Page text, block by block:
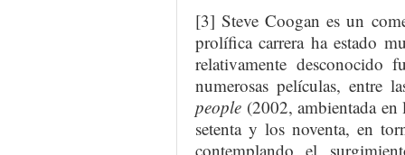
[3] Steve Coogan es un
prolífica carrera ha estado
relativamente desconocido
numerosas películas, entre
people (2002, ambientada en
setenta y los noventa, en
contemplando el